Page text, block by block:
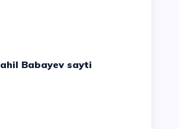
Sahil Babayev sayti